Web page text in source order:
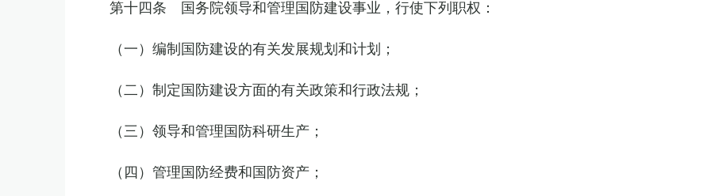
第十四条 国务院领导和管理国防建设事业，行使下列职权：
（一）编制国防建设的有关发展规划和计划；
（二）制定国防建设方面的有关政策和行政法规；
（三）领导和管理国防科研生产；
（四）管理国防经费和国防资产；